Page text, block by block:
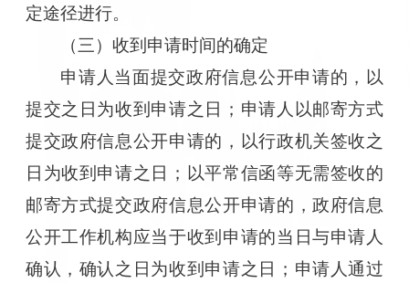
定途径进行。
（三）收到申请时间的确定
申请人当面提交政府信息公开申请的，以
提交之日为收到申请之日；申请人以邮寄方式
提交政府信息公开申请的，以行政机关签收之
日为收到申请之日；以平常信函等无需签收的
邮寄方式提交政府信息公开申请的，政府信息
公开工作机构应当于收到申请的当日与申请人
确认，确认之日为收到申请之日；申请人通过